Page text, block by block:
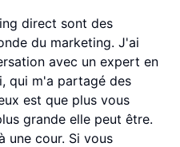
direct sont des
du marketing. J'ai
avec un expert en
qui m'a partagé des
est que plus vous
grande elle peut être.
une cour. Si vous